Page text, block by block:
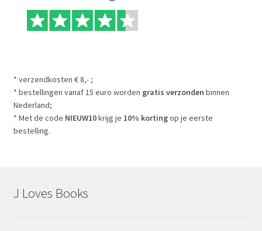
* verzendkosten € 8,- ;
* bestellingen vanaf 15 euro worden gratis verzonden binnen
Nederland;
* Met de code NIEUW10krijg je 10% kortingop je eerste
bestelling.
J Loves Books